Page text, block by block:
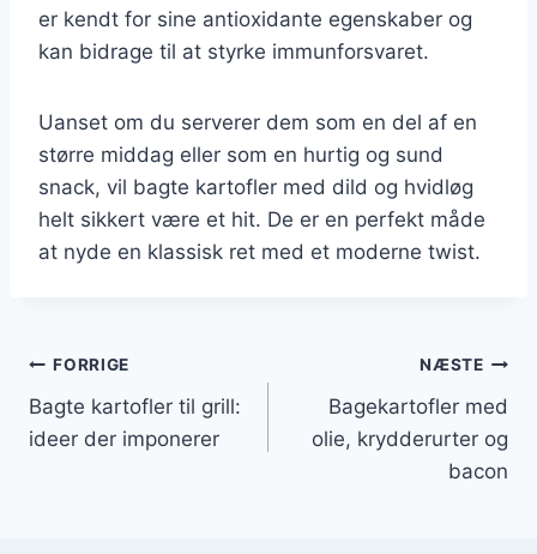
er kendt for sine antioxidante egenskaber og
kan bidrage til at styrke immunforsvaret.
Uanset om du serverer dem som en del af en
større middag eller som en hurtig og sund
snack, vil bagte kartofler med dild og hvidløg
helt sikkert være et hit. De er en perfekt måde
at nyde en klassisk ret med et moderne twist.
Indlægsnavigation
FORRIGE
Bagte kartofler til grill:
ideer der imponerer
NÆSTE
Bagekartofler med
olie, krydderurter og
bacon